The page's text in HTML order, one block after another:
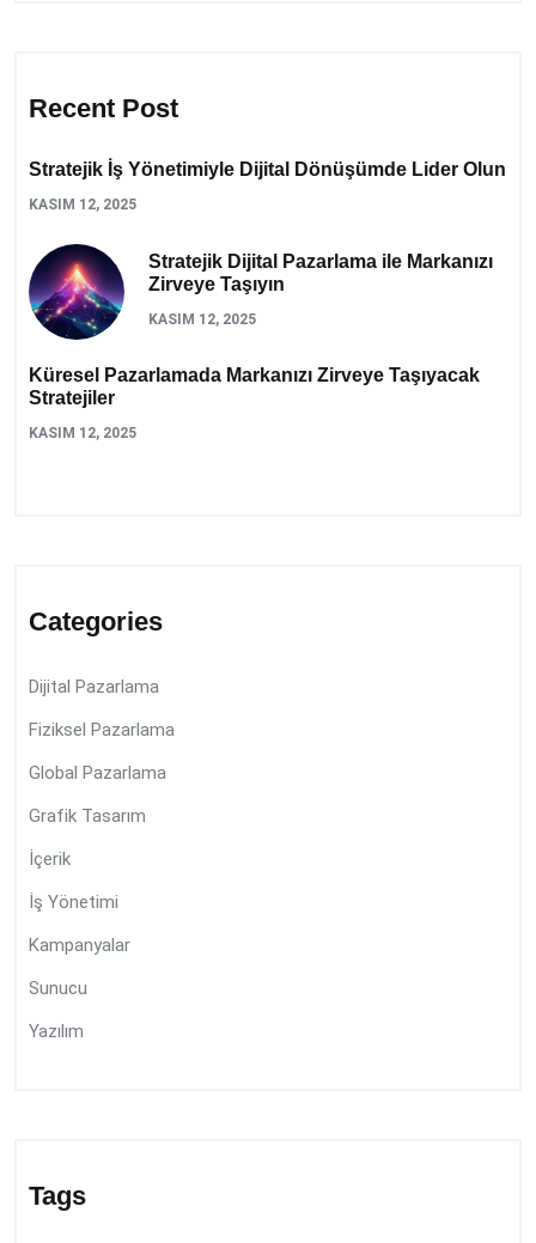
Recent Post
Stratejik İş Yönetimiyle Dijital Dönüşümde Lider Olun
KASIM 12, 2025
Stratejik Dijital Pazarlama ile Markanızı
Zirveye Taşıyın
KASIM 12, 2025
Küresel Pazarlamada Markanızı Zirveye Taşıyacak
Stratejiler
KASIM 12, 2025
Categories
Dijital Pazarlama
Fiziksel Pazarlama
Global Pazarlama
Grafik Tasarım
İçerik
İş Yönetimi
Kampanyalar
Sunucu
Yazılım
Tags